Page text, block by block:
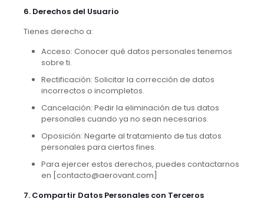
6. Derechos del Usuario
Tienes derecho a:
Acceso: Conocer qué datos personales tenemos
sobre ti.
Rectificación: Solicitar la corrección de datos
incorrectos o incompletos.
Cancelación: Pedir la eliminación de tus datos
personales cuando ya no sean necesarios.
Oposición: Negarte al tratamiento de tus datos
personales para ciertos fines.
Para ejercer estos derechos, puedes contactarnos
en [contacto@aerovant.com]
7. Compartir Datos Personales con Terceros